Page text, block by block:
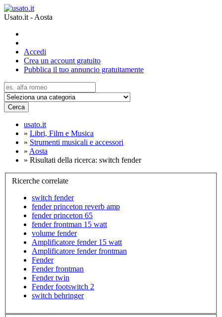
Usato.it - Aosta
Accedi
Crea un account gratuito
Pubblica il tuo annuncio gratuitamente
Cerca
usato.it
» Libri, Film e Musica
» Strumenti musicali e accessori
» Aosta
» Risultati della ricerca: switch fender
Ricerche correlate
switch fender
fender princeton reverb amp
fender princeton 65
fender frontman 15 watt
volume fender
Amplificatore fender 15 watt
Amplificatore fender frontman
Fender
Fender frontman
Fender twin
Fender footswitch 2
switch behringer